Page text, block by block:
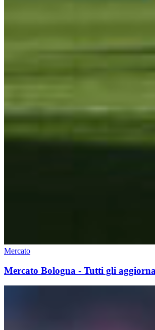
Mercato
Mercato Bologna - Tutti gli